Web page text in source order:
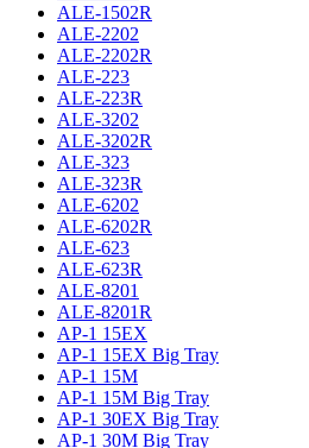
ALE-1502R
ALE-2202
ALE-2202R
ALE-223
ALE-223R
ALE-3202
ALE-3202R
ALE-323
ALE-323R
ALE-6202
ALE-6202R
ALE-623
ALE-623R
ALE-8201
ALE-8201R
AP-1 15EX
AP-1 15EX Big Tray
AP-1 15M
AP-1 15M Big Tray
AP-1 30EX Big Tray
AP-1 30M Big Tray